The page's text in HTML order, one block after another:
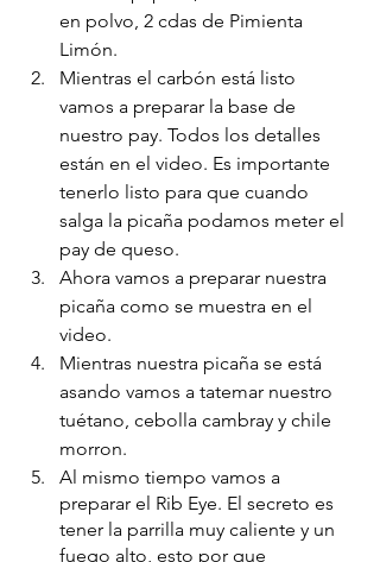
en polvo, 2 cdas de Pimienta
Limón.
Mientras el carbón está listo
vamos a preparar la base de
nuestro pay. Todos los detalles
están en el video. Es importante
tenerlo listo para que cuando
salga la picaña podamos meter el
pay de queso.
Ahora vamos a preparar nuestra
picaña como se muestra en el
video.
Mientras nuestra picaña se está
asando vamos a tatemar nuestro
tuétano, cebolla cambray y chile
morron.
Al mismo tiempo vamos a
preparar el Rib Eye. El secreto es
tener la parrilla muy caliente y un
fuego alto, esto por que